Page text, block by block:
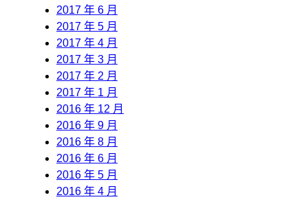
2017 年 6 月
2017 年 5 月
2017 年 4 月
2017 年 3 月
2017 年 2 月
2017 年 1 月
2016 年 12 月
2016 年 9 月
2016 年 8 月
2016 年 6 月
2016 年 5 月
2016 年 4 月